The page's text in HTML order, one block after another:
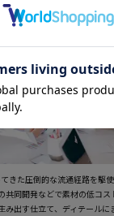
仕入れ体制に基づく
きた圧倒的な流通経路を駆
共同開発などで素材の低コス
み出す仕立て、ディテールに